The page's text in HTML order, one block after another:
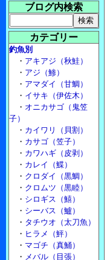
ブログ内検索
カテゴリー
釣魚別
・ アキアジ（秋鮭）
・ アジ（鯵）
・ アマダイ（甘鯛）
・ イサキ（伊佐木）
・ オニカサゴ（鬼笠
子）
・ カイワリ（貝割）
・ カサゴ（笠子）
・ カワハギ（皮剥）
・ カレイ（鰈）
・ クロダイ（黒鯛）
・ クロムツ（黒睦）
・ シロギス（鱚）
・ シーバス（鱸）
・ タチウオ（太刀魚）
・ ヒラメ（鮃）
・ マゴチ（真鯒）
・ メバル（目張）